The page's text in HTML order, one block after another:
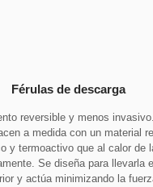
Férulas de descarga
reversible y menos
a medida con un material
y termoactivo que al calor de
Se diseña para llevarla
y actúa minimizando la